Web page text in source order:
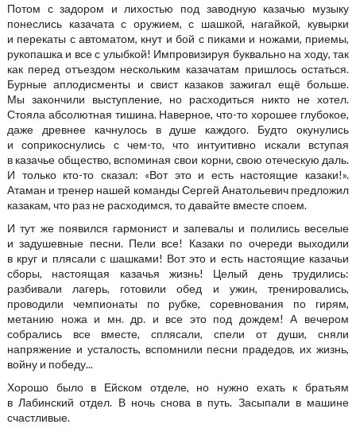
Потом с задором и лихостью под заводную казачью музыку
понеслись казачата с оружием, с шашкой, нагайкой, кувырки
и перекаты с автоматом, кнут и бой с пиками и ножами, приемы,
рукопашка и все с улыбкой! Импровизируя буквально на ходу, так
как перед отъездом нескольким казачатам пришлось остаться.
Бурные аплодисменты и свист казаков зажигал ещё больше.
Мы закончили выступление, но расходиться никто не хотел.
Стояла абсолютная тишина. Наверное, что-то хорошее глубокое,
даже древнее качнулось в душе каждого. Будто окунулись
и соприкоснулись с чем-то, что интуитивно искали вступая
в казачье общество, вспоминая свои корни, свою отеческую даль.
И только кто-то сказал: «Вот это и есть настоящие казаки!».
Атаман и тренер нашей команды Сергей Анатольевич предложил
казакам, что раз не расходимся, то давайте вместе споем.
И тут же появился гармонист и запевалы и полились веселые
и задушевные песни. Пели все! Казаки по очереди выходили
в круг и плясали с шашками! Вот это и есть настоящие казачьи
сборы, настоящая казачья жизнь! Целый день трудились:
разбивали лагерь, готовили обед и ужин, тренировались,
проводили чемпионаты по рубке, соревнования по гирям,
метанию ножа и мн. др. и все это под дождем! А вечером
собрались все вместе, сплясали, спели от души, сняли
напряжение и усталость, вспомнили песни прадедов, их жизнь,
войну и победу...
Хорошо было в Ейском отделе, но нужно ехать к братьям
в Лабинский отдел. В ночь снова в путь. Засыпали в машине
счастливые.